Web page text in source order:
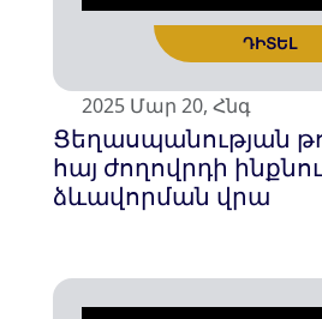
2025 Մար 20, Հնգ
Ցեղասպանության
հայ ժողովրդի
ձևավորման վրա